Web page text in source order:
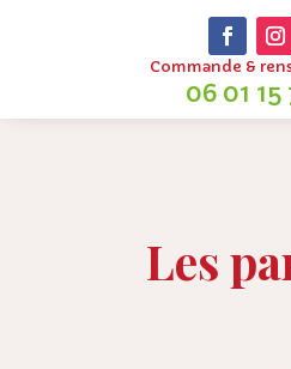
Commande &
06 01 15
Les